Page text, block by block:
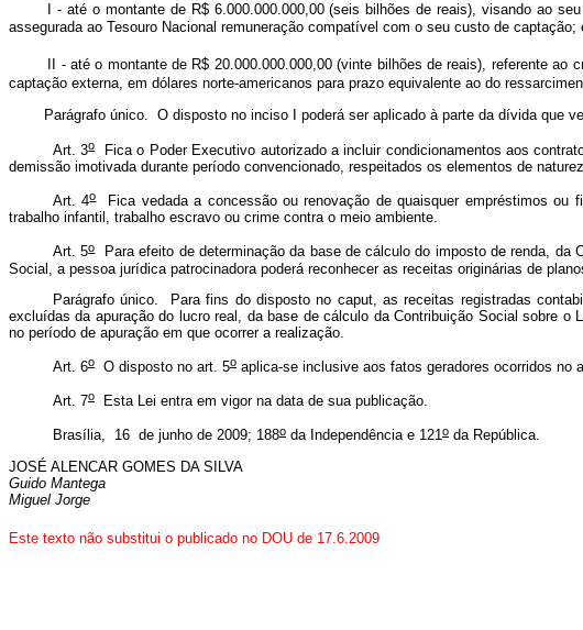
I - até o montante de R$ 6.000.000.000,00 (seis bilhões de reais), visando ao
assegurada ao Tesouro Nacional remuneração compatível com o seu custo
II - até o montante de R$ 20.000.000.000,00 (vinte bilhões de reais), referente ao
captação externa, em dólares norte-americanos para prazo equivalente ao do
Parágrafo único. O disposto no inciso I poderá ser aplicado à parte da dívida que
Art. 3oFica o Poder Executivo autorizado a incluir condicionamentos aos
demissão imotivada durante período convencionado, respeitados os elementos de
Art. 4oFica vedada a concessão ou renovação de quaisquer empréstimos ou
trabalho infantil, trabalho escravo ou crime contra o meio ambiente.
Art. 5oPara efeito de determinação da base de cálculo do imposto de renda, da
Social, a pessoa jurídica patrocinadora poderá reconhecer as receitas originárias de
Parágrafo único. Para fins do disposto no caput, as receitas registradas
excluídas da apuração do lucro real, da base de cálculo da Contribuição Social sobre
no período de apuração em que ocorrer a realização.
Art. 6o O disposto no art. 5o aplica-se inclusive aos fatos geradores ocorridos no
Art. 7o Esta Lei entra em vigor na data de sua publicação.
Brasília, 16 de junho de 2009; 188o da Independência e 121o da República.
JOSÉ ALENCAR GOMES DA SILVA
Guido Mantega
Miguel Jorge
Este texto não substitui o publicado no DOU de 17.6.2009